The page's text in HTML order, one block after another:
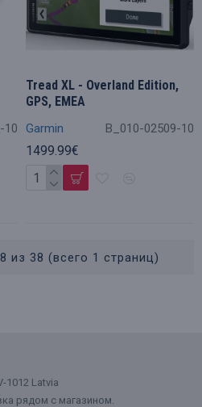
10 Garmin B_010-02509-10
Tread XL - Overland Edition,
GPS, EMEA
1499.99€
из 38 (всего 1 страниц)
1012 Latvia
рядом с магазином.